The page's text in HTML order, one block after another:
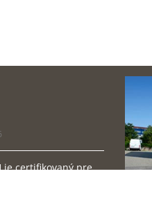
je certifikovaný pre ...